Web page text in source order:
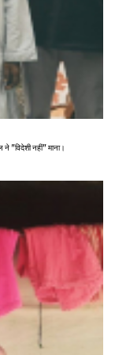
ने "विदेशी नहीं" माना।